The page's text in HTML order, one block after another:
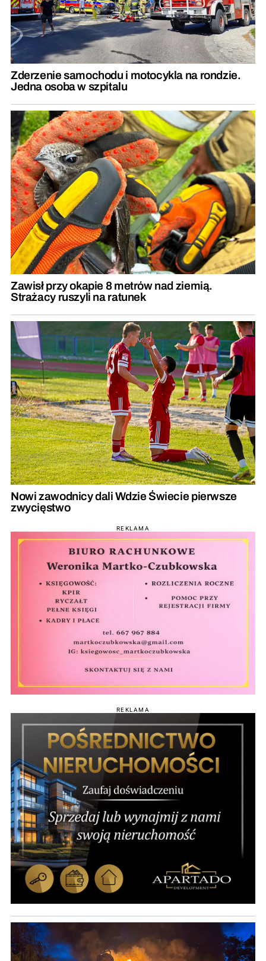
Zderzenie samochodu i motocykla na rondzie.
Jedna osoba w szpitalu
Zawisł przy okapie 8 metrów nad ziemią.
Strażacy ruszyli na ratunek
Nowi zawodnicy dali Wdzie Świecie pierwsze
zwycięstwo
REKLAMA
REKLAMA